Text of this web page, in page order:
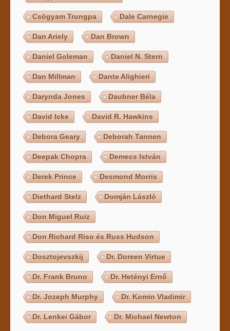
Csögyam Trungpa Dale Carnegie
Dan Ariely Dan Brown
Daniel Goleman Daniel N. Stern
Dan Millman Dante Alighieri
Darynda Jones Daubner Béla
David Icke David R. Hawkins
Debora Geary Deborah Tannen
Deepak Chopra Demecs István
Derek Prince Desmond Morris
Diethard Stelz Domján László
Don Miguel Ruiz
Don Richard Riso és Russ Hudson
Dosztojevszkij Dr. Doreen Virtue
Dr. Frank Bruno Dr. Hetényi Ernő
Dr. Jozeph Murphy Dr. Komin Vladimir
Dr. Lenkei Gábor Dr. Michael Newton